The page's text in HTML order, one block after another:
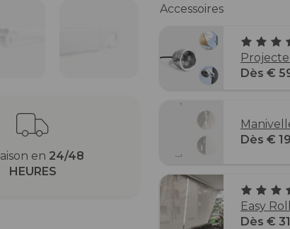
en 24/48
HEURES
Accessoires
Dès €
Dès €
Easy
Dès €